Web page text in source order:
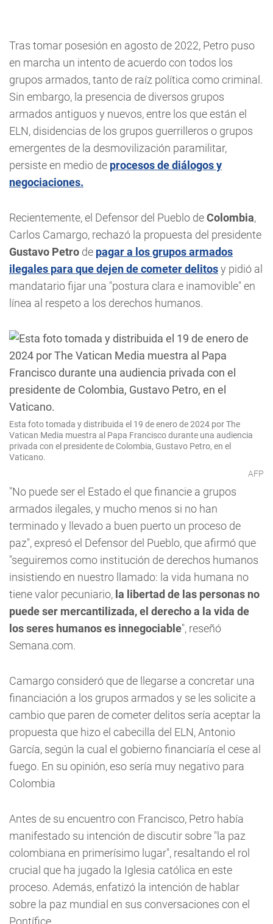
Tras tomar posesión en agosto de 2022, Petro puso
en marcha un intento de acuerdo con todos los
grupos armados, tanto de raíz política como criminal.
Sin embargo, la presencia de diversos grupos
armados antiguos y nuevos, entre los que están el
ELN, disidencias de los grupos guerrilleros o grupos
emergentes de la desmovilización paramilitar,
persiste en medio de procesos de diálogos y
negociaciones.
Recientemente, el Defensor del Pueblo deColombia,
Carlos Camargo, rechazó la propuesta del presidente
Gustavo Petro de pagar a los grupos armados
ilegales para que dejen de cometer delitosy pidió al
mandatario fijar una "postura clara e inamovible" en
línea al respeto a los derechos humanos.
Esta foto tomada y distribuida el 19 de enero de 2024 por The
Vatican Media muestra al Papa Francisco durante una audiencia
privada con el presidente de Colombia, Gustavo Petro, en el
Vaticano.
AFP
"No puede ser el Estado el que financie a grupos
armados ilegales, y mucho menos si no han
terminado y llevado a buen puerto un proceso de
paz", expresó el Defensor del Pueblo, que afirmó que
"seguiremos como institución de derechos humanos
insistiendo en nuestro llamado: la vida humana no
tiene valor pecuniario, la libertad de las personas no
puede ser mercantilizada, el derecho a la vida de
los seres humanos es innegociable", reseñó
Semana.com.
Camargo consideró que de llegarse a concretar una
financiación a los grupos armados y se les solicite a
cambio que paren de cometer delitos sería aceptar la
propuesta que hizo el cabecilla del ELN, Antonio
García, según la cual el gobierno financiaría el cese al
fuego. En su opinión, eso sería muy negativo para
Colombia
Antes de su encuentro con Francisco, Petro había
manifestado su intención de discutir sobre "la paz
colombiana en primerísimo lugar", resaltando el rol
crucial que ha jugado la Iglesia católica en este
proceso. Además, enfatizó la intención de hablar
sobre la paz mundial en sus conversaciones con el
Pontífice.